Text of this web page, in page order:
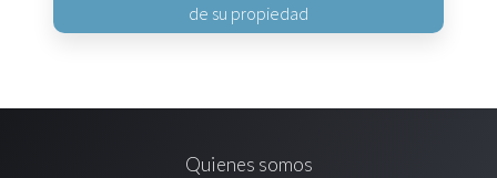
de su propiedad
Quienes somos